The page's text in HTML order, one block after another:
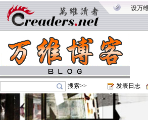
设万
搜索>> 发表日志